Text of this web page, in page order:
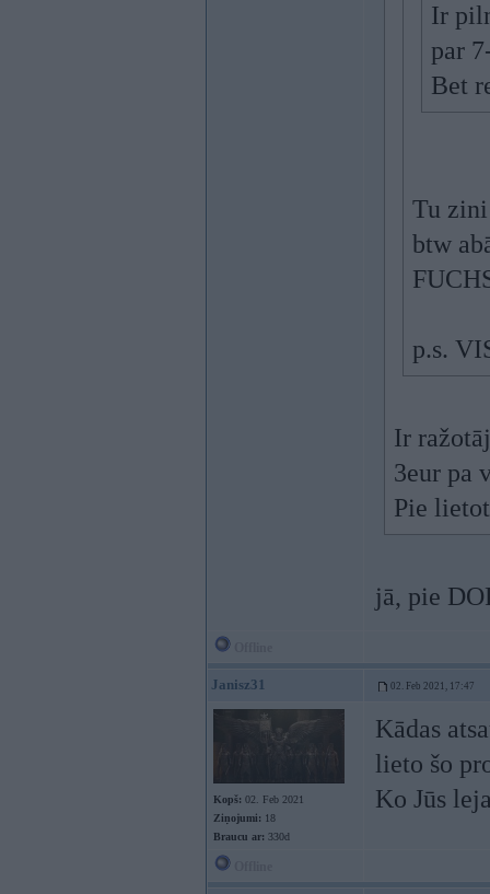
Ir
par
Bet
Tu
btw
p.s.
Ir
3eur pa
Pie
jā, pie
Janisz31 02. Feb 2021, 17:47
Kopš: 02. Feb 2021
Ziņojumi: 18
Braucu ar: 330d
Kādas
lieto šo
Ko Jūs